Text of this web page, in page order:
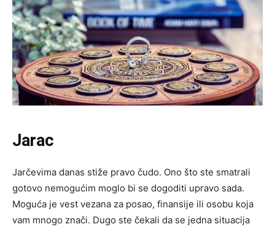
Jarac
Jarčevima danas stiže pravo čudo. Ono što ste smatrali
gotovo nemogućim moglo bi se dogoditi upravo sada.
Moguća je vest vezana za posao, finansije ili osobu koja
vam mnogo znači. Dugo ste čekali da se jedna situacija